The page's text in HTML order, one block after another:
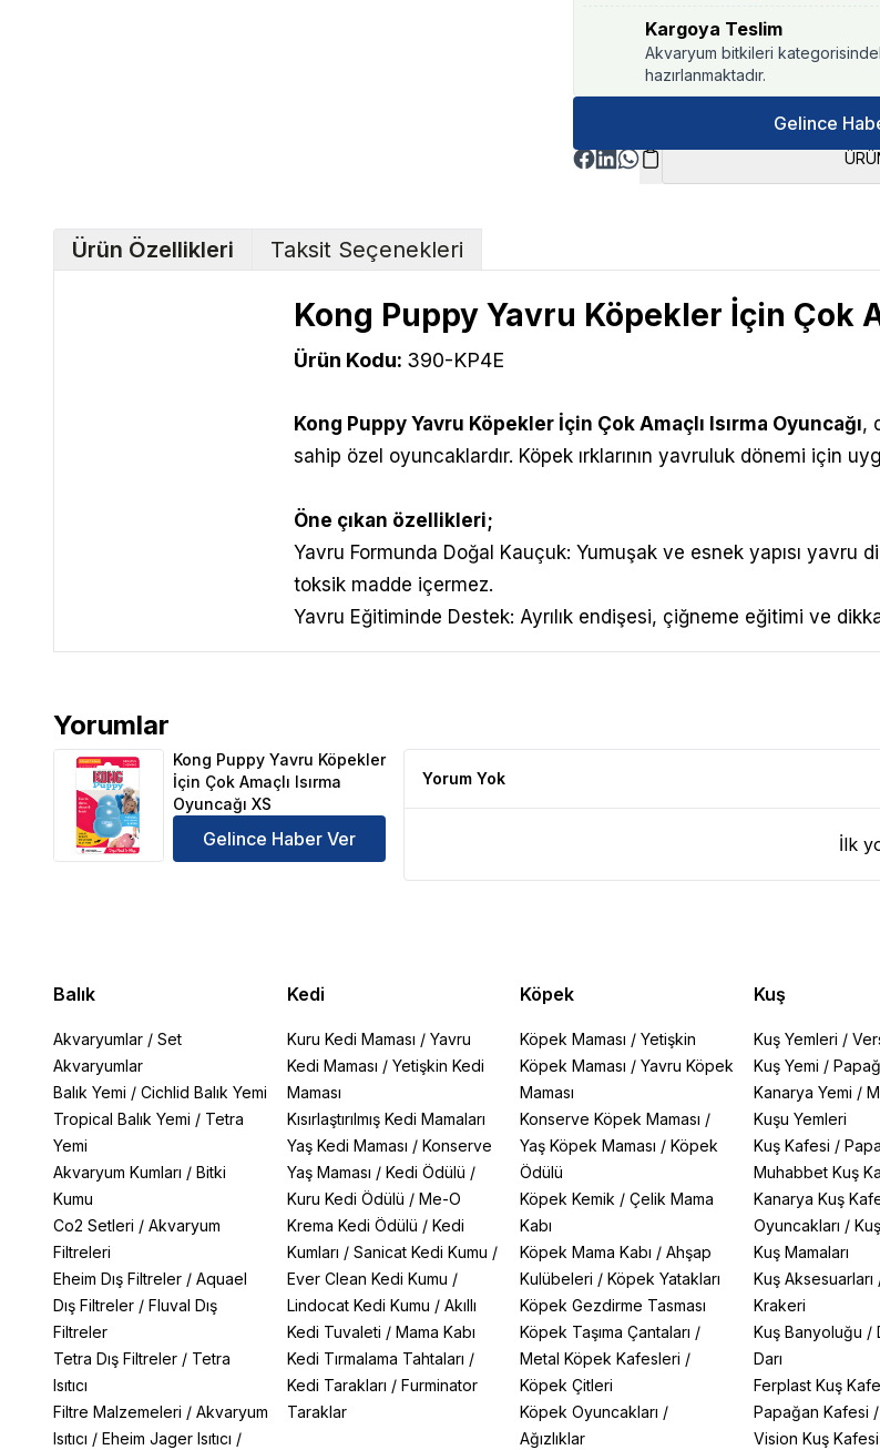
Kargoya Teslim
Akvaryum bitkileri
hazırlanmaktadır.
Gelince
Ürün Özellikleri Taksit Seçenekleri
Kong Puppy Yavru Köpekler İçin Çok
Ürün Kodu: 390-KP4E
Kong Puppy Yavru Köpekler İçin Çok Amaçlı Isırma Oyuncağı,
sahip özel oyuncaklardır. Köpek ırklarının yavruluk dönemi için
Öne çıkan özellikleri;
Yavru Formunda Doğal Kauçuk: Yumuşak ve esnek yapısı yavru
toksik madde içermez.
Yavru Eğitiminde Destek: Ayrılık endişesi, çiğneme eğitimi ve
Yorumlar
Kong Puppy Yavru Köpekler İçin Çok Amaçlı Isırma Oyuncağı XS Ürün Yorumları
Kong Puppy Yavru Köpekler
İçin Çok Amaçlı Isırma
Oyuncağı XS
Gelince Haber Ver
Yorum Yok
İlk
Balık
Akvaryumlar / Set
Akvaryumlar
Balık Yemi / Cichlid Balık Yemi
Tropical Balık Yemi / Tetra
Yemi
Akvaryum Kumları / Bitki
Kumu
Co2 Setleri / Akvaryum
Filtreleri
Eheim Dış Filtreler / Aquael
Dış Filtreler / Fluval Dış
Filtreler
Tetra Dış Filtreler / Tetra
Isıtıcı
Filtre Malzemeleri / Akvaryum
Isıtıcı / Eheim Jager Isıtıcı /
Kedi
Kuru Kedi Maması / Yavru
Kedi Maması / Yetişkin Kedi
Maması
Kısırlaştırılmış Kedi Mamaları
Yaş Kedi Maması / Konserve
Yaş Maması / Kedi Ödülü /
Kuru Kedi Ödülü / Me-O
Krema Kedi Ödülü / Kedi
Kumları / Sanicat Kedi Kumu /
Ever Clean Kedi Kumu /
Lindocat Kedi Kumu / Akıllı
Kedi Tuvaleti / Mama Kabı
Kedi Tırmalama Tahtaları /
Kedi Tarakları / Furminator
Taraklar
Köpek
Köpek Maması /Yetişkin
Köpek Maması /Yavru Köpek
Maması
Konserve Köpek Maması /
Yaş Köpek Maması /Köpek
Ödülü
Köpek Kemik /Çelik Mama
Kabı
Köpek Mama Kabı /Ahşap
Kulübeleri /Köpek Yatakları
Köpek Gezdirme Tasması
Köpek Taşıma Çantaları /
Metal Köpek Kafesleri /
Köpek Çitleri
Köpek Oyuncakları /
Ağızlıklar
Kuş
Kuş Yemleri /
Kuş Yemi /
Kanarya Yemi /
Kuşu Yemleri
Kuş Kafesi /
Muhabbet Kuş
Kanarya Kuş
Oyuncakları /
Kuş Mamaları
Kuş Aksesuarları
Krakeri
Kuş Banyoluğu /
Darı
Ferplast Kuş
Papağan Kafesi /
Vision Kuş Kafesi